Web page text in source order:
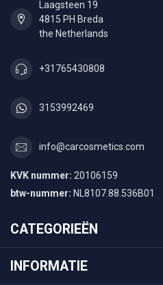
Laagsteen 19
4815 PH Breda
the Netherlands
+31765430808
3153992469
info@carcosmetics.com
KVK nummer: 20106159
btw-nummer: NL8107.88.536B01
CATEGORIEËN
INFORMATIE